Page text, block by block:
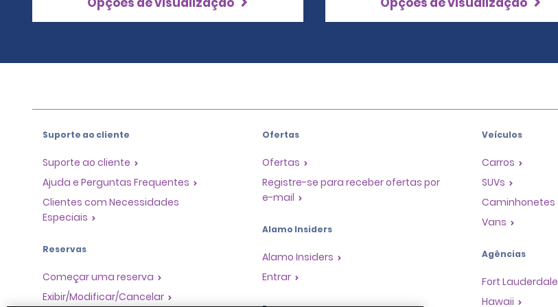
Suporte ao cliente
Suporte ao cliente
Ajuda e Perguntas Frequentes
Clientes com Necessidades
Especiais
Reservas
Começar uma reserva
Exibir/Modificar/Cancelar
Ofertas
Ofertas
Registre-se para receber ofertas por
e-mail
Alamo Insiders
Alamo Insiders
Entrar
Veículos
Carros
SUVs
Caminhonetes
Vans
Agências
Fort Lauderdale
Hawaii